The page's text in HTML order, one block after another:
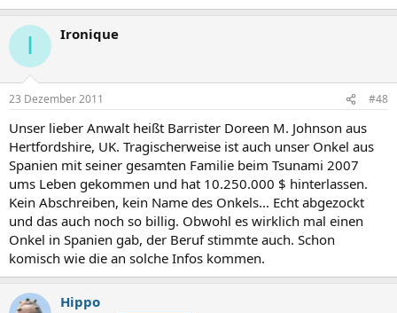
I Ironique
23 Dezember 2011 #48
Unser lieber Anwalt heißt Barrister Doreen M. Johnson aus
Hertfordshire, UK. Tragischerweise ist auch unser Onkel aus
Spanien mit seiner gesamten Familie beim Tsunami 2007
ums Leben gekommen und hat 10.250.000 $ hinterlassen.
Kein Abschreiben, kein Name des Onkels... Echt abgezockt
und das auch noch so billig. Obwohl es wirklich mal einen
Onkel in Spanien gab, der Beruf stimmte auch. Schon
komisch wie die an solche Infos kommen.
Hippo